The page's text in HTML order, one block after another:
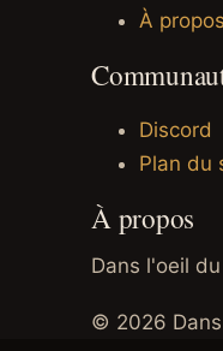
À propos
Discord
Plan du
À propos
Dans l'oeil
© 2026